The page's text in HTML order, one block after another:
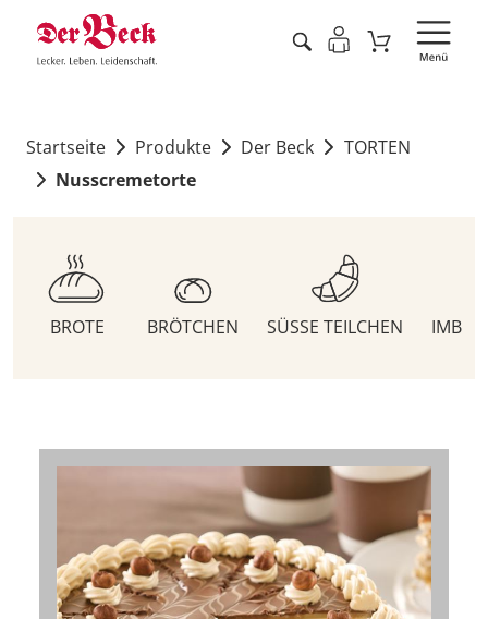
Startseite Produkte Der Beck
TORTEN
Nusscremetorte
BROTE BRÖTCHEN SÜSSE TEILCHEN